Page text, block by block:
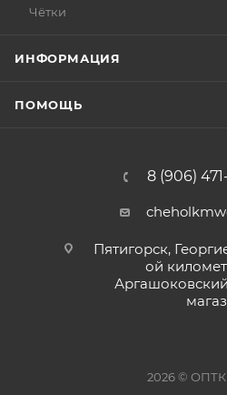
Чётки
ИНФОРМАЦИЯ
ПОМОЩЬ
8 (906)
Пятигорск,
ой
2026 ©